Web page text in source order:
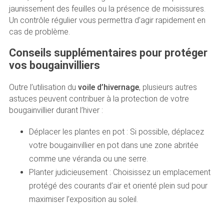
jaunissement des feuilles ou la présence de moisissures.
Un contrôle régulier vous permettra d’agir rapidement en
cas de problème.
Conseils supplémentaires pour protéger
vos bougainvilliers
Outre l’utilisation du voile d’hivernage, plusieurs autres
astuces peuvent contribuer à la protection de votre
bougainvillier durant l’hiver :
Déplacer les plantes en pot : Si possible, déplacez
votre bougainvillier en pot dans une zone abritée
comme une véranda ou une serre.
Planter judicieusement : Choisissez un emplacement
protégé des courants d’air et orienté plein sud pour
maximiser l’exposition au soleil.